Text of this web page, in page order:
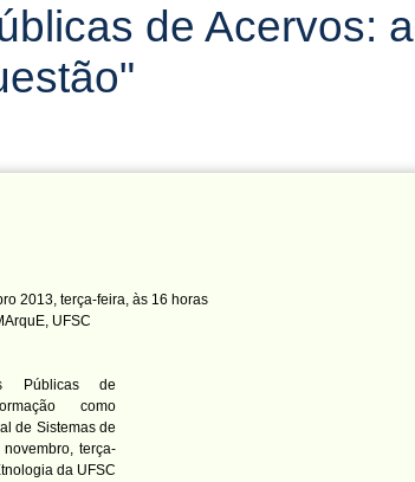
de Acervos: a
2013, terça-feira, às 16 horas
UFSC
Públicas de
como
de Sistemas de
terça-
da UFSC